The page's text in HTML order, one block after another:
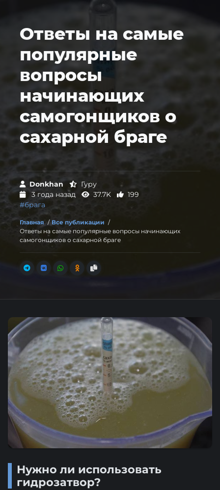
Ответы на самые
популярные
вопросы
начинающих
самогонщиков о
сахарной браге
Donkhan
Гуру
3 года назад
37.7K
199
#брага
Главная / Все публикации /
Ответы на самые популярные вопросы начинающих
самогонщиков о сахарной браге
Нужно ли использовать
гидрозатвор?